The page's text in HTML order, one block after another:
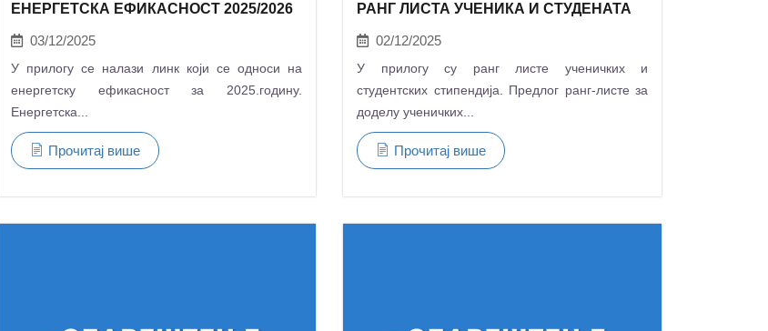
ЕНЕРГЕТСКА ЕФИКАСНОСТ 2025/2026
03/12/2025
У прилогу се налази линк који се односи на
енергетску ефикасност за 2025.годину.
Енергетска...
Прочитај више
РАНГ ЛИСТА УЧЕНИКА И СТУДЕНАТА
02/12/2025
У прилогу су ранг листе ученичких и
студентских стипендија. Предлог ранг-листе за
доделу ученичких...
Прочитај више